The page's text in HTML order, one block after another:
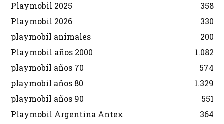
Playmobil 2025
358
Playmobil 2026
330
playmobil animales
200
Playmobil años 2000
1.082
playmobil años 70
574
playmobil años 80
1.329
playmobil años 90
551
Playmobil Argentina Antex
364